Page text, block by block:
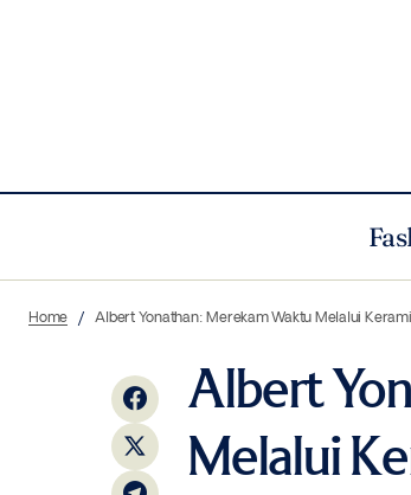
Tentang Keindahan yang Tidak Bertahan
Selamanya
Home Albert Yonathan: Merekam Waktu Melalui
Albert
Melalui